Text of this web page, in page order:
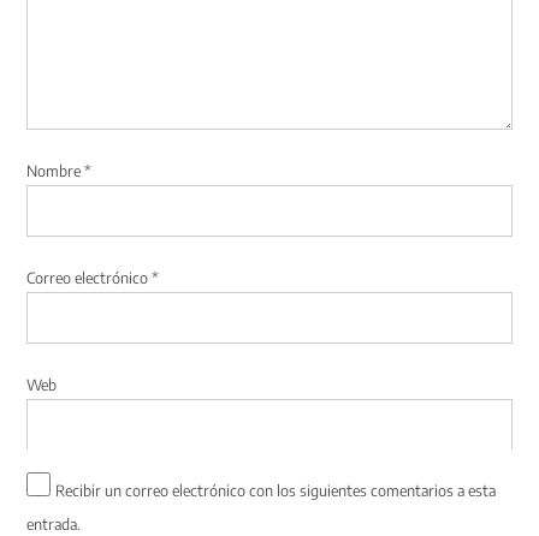
Nombre*
Correo electrónico*
Web
Recibir un correo electrónico con los siguientes comentarios a esta
entrada.